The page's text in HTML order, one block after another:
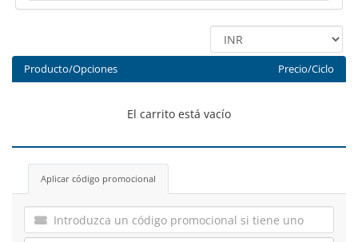
Producto/Opciones Precio/Ciclo
El carrito está vacío
Aplicar código promocional